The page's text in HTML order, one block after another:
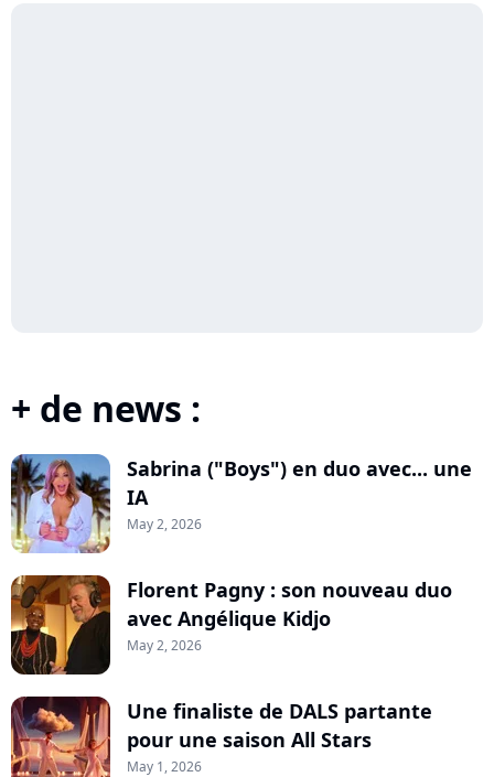
+ de news :
Sabrina ("Boys") en duo avec... une
IA
May 2, 2026
Florent Pagny : son nouveau duo
avec Angélique Kidjo
May 2, 2026
Une finaliste de DALS partante
pour une saison All Stars
May 1, 2026